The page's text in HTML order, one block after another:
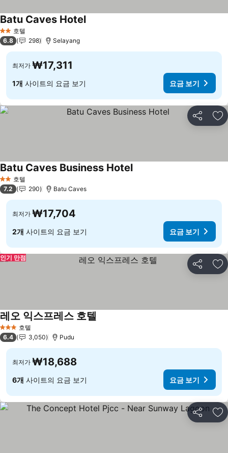
2 성급호텔
Batu Caves Hotel요금 보기
6.8 298 Selayang
최저가 ₩17,311
1개 사이트의 요금 보기 요금 보기
공유 즐
2 성급호텔
Batu Caves Business Hotel요금 보기
7.2 290 Batu Caves
최저가 ₩17,704
2개 사이트의 요금 보기 요금 보기
공유 즐
인기 만점
3 성급 호텔
레오 익스프레스 호텔
6.4 3,050 Pudu
최저가 ₩18,688
6개 사이트의 요금 보기 요금 보기
공유 즐